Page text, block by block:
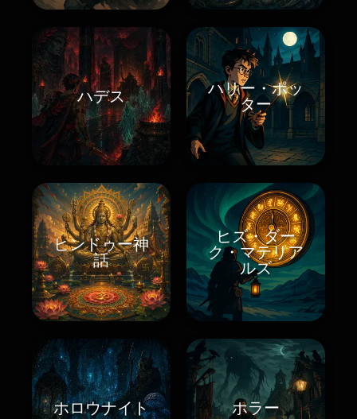
ハデス
ハリー・ポッ
ター
ヒンドゥー神
話
ヒズ・ダー
ク・マテリア
ルズ
ホロウナイト ホラー